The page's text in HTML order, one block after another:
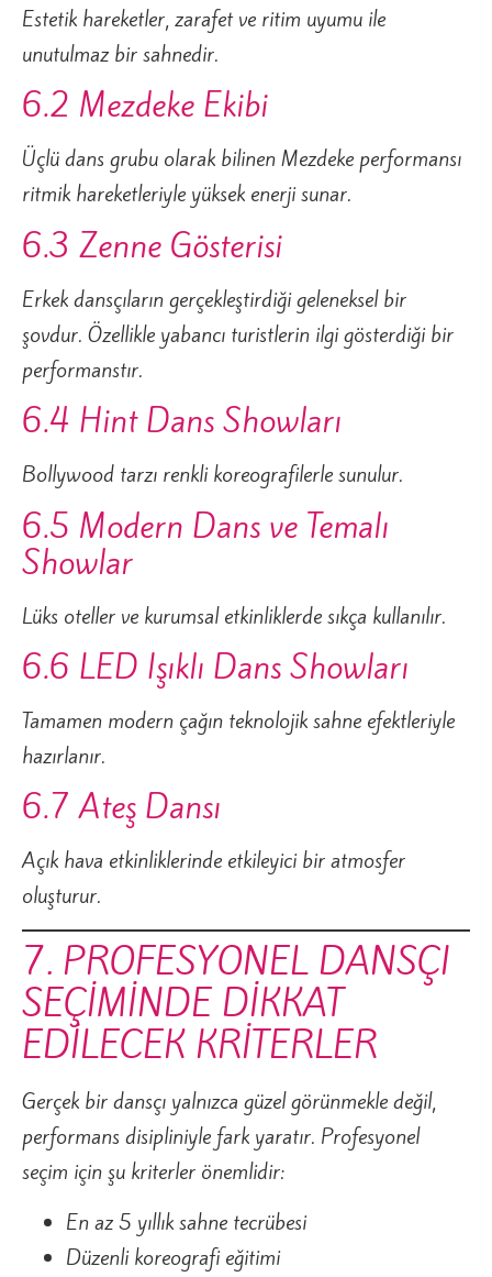
Estetik hareketler, zarafet ve ritim uyumu ile
unutulmaz bir sahnedir.
6.2 Mezdeke Ekibi
Üçlü dans grubu olarak bilinen Mezdeke performansı
ritmik hareketleriyle yüksek enerji sunar.
6.3 Zenne Gösterisi
Erkek dansçıların gerçekleştirdiği geleneksel bir
şovdur. Özellikle yabancı turistlerin ilgi gösterdiği bir
performanstır.
6.4 Hint Dans Showları
Bollywood tarzı renkli koreografilerle sunulur.
6.5 Modern Dans ve Temalı
Showlar
Lüks oteller ve kurumsal etkinliklerde sıkça kullanılır.
6.6 LED Işıklı Dans Showları
Tamamen modern çağın teknolojik sahne efektleriyle
hazırlanır.
6.7 Ateş Dansı
Açık hava etkinliklerinde etkileyici bir atmosfer
oluşturur.
7. PROFESYONEL DANSÇI
SEÇİMİNDE DİKKAT
EDİLECEK KRİTERLER
Gerçek bir dansçı yalnızca güzel görünmekle değil,
performans disipliniyle fark yaratır. Profesyonel
seçim için şu kriterler önemlidir:
En az 5 yıllık sahne tecrübesi
Düzenli koreografi eğitimi